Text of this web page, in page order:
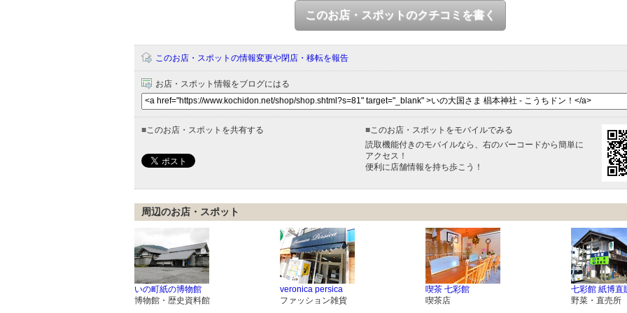
このお店・スポットのクチコミを書く
このお店・スポットの情報変更や閉店・移転を報告
お店・スポット情報をブログにはる
■ このお店・スポットを共有する ■ このお店・スポットをモバイルでみる
読取機能付きのモバイルなら、右のバーコードから簡単に
アクセス！
便利に店舗情報を持ち歩こう！
周辺のお店・スポット
いの町紙の博物館
博物館・歴史資料館
veronica persica
ファッション雑貨
喫茶 七彩館
喫茶店
七彩館 紙博直
野菜・直売所